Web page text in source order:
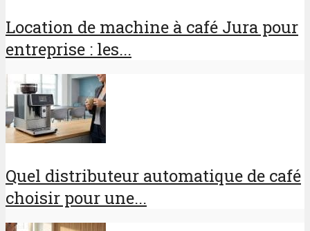
Location de machine à café Jura pour
entreprise : les...
Quel distributeur automatique de café
choisir pour une...